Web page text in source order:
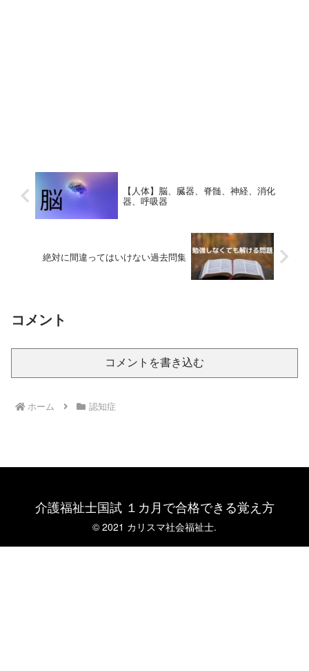
【人体】脳、臓器、脊髄、神経、消化
器、呼吸器
絶対に間違ってはいけない過去問集
コメント
コメントを書き込む
ホーム 認知症
介護福祉士国試 １カ月で合格できる覚え方
© 2021 カリスマ社会福祉士.